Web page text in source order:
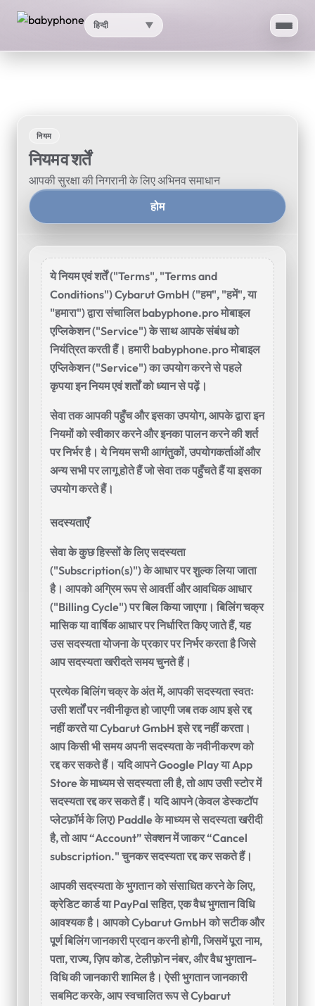
हिन्दी ▼
स्पीडटेस्ट
मेरा IP स्थान
प्रॉक्सी जाँच
सपोर्ट
नियम
नियम व शर्तें
आपकी सुरक्षा की निगरानी के लिए अभिनव समाधान
होम
ये नियम एवं शर्तें ("Terms", "Terms and
Conditions") Cybarut GmbH ("हम", "हमें", या
"हमारा") द्वारा संचालित babyphone.pro मोबाइल
एप्लिकेशन ("Service") के साथ आपके संबंध को
नियंत्रित करती हैं। हमारी babyphone.pro मोबाइल
एप्लिकेशन ("Service") का उपयोग करने से पहले
कृपया इन नियम एवं शर्तों को ध्यान से पढ़ें।
सेवा तक आपकी पहुँच और इसका उपयोग, आपके द्वारा इन
नियमों को स्वीकार करने और इनका पालन करने की शर्त
पर निर्भर है। ये नियम सभी आगंतुकों, उपयोगकर्ताओं और
अन्य सभी पर लागू होते हैं जो सेवा तक पहुँचते हैं या इसका
उपयोग करते हैं।
सदस्यताएँ
सेवा के कुछ हिस्सों के लिए सदस्यता
("Subscription(s)") के आधार पर शुल्क लिया जाता
है। आपको अग्रिम रूप से आवर्ती और आवधिक आधार
("Billing Cycle") पर बिल किया जाएगा। बिलिंग चक्र
मासिक या वार्षिक आधार पर निर्धारित किए जाते हैं, यह
उस सदस्यता योजना के प्रकार पर निर्भर करता है जिसे
आप सदस्यता खरीदते समय चुनते हैं।
प्रत्येक बिलिंग चक्र के अंत में, आपकी सदस्यता स्वतः
उसी शर्तों पर नवीनीकृत हो जाएगी जब तक आप इसे रद्द
नहीं करते या Cybarut GmbH इसे रद्द नहीं करता।
आप किसी भी समय अपनी सदस्यता के नवीनीकरण को
रद्द कर सकते हैं। यदि आपने Google Play या App
Store के माध्यम से सदस्यता ली है, तो आप उसी स्टोर में
सदस्यता रद्द कर सकते हैं। यदि आपने (केवल डेस्कटॉप
प्लेटफ़ॉर्म के लिए) Paddle के माध्यम से सदस्यता खरीदी
है, तो आप “Account” सेक्शन में जाकर “Cancel
subscription." चुनकर सदस्यता रद्द कर सकते हैं।
आपकी सदस्यता के भुगतान को संसाधित करने के लिए,
क्रेडिट कार्ड या PayPal सहित, एक वैध भुगतान विधि
आवश्यक है। आपको Cybarut GmbH को सटीक और
पूर्ण बिलिंग जानकारी प्रदान करनी होगी, जिसमें पूरा नाम,
पता, राज्य, ज़िप कोड, टेलीफ़ोन नंबर, और वैध भुगतान-
विधि की जानकारी शामिल है। ऐसी भुगतान जानकारी
सबमिट करके, आप स्वचालित रूप से Cybarut